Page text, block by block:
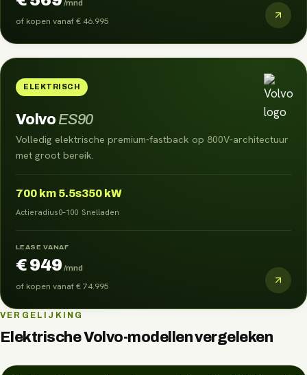
/mnd
of kopen vanaf€ 46.995
ELEKTRISCH
Volvo ES90
Volledig elektrische premium-fastback op 800V-architectuur
met groot bereik.
700 km
Actieradius
5.5s
0–100
350 kW
Snelladen
LEASE VANAF
€ 949 /mnd
of kopen vanaf€ 74.995
VERGELIJKING
ElektrischeVolvo-modellen vergeleken